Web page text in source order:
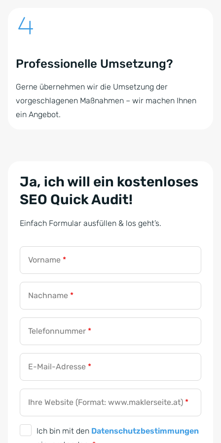
Professionelle Umsetzung?
Gerne übernehmen wir die Umsetzung der
vorgeschlagenen Maßnahmen – wir machen Ihnen
ein Angebot.
Ja, ich will ein kostenloses
SEO Quick Audit!
Einfach Formular ausfüllen & los geht’s.
Vorname *
Nachname *
Telefonnummer *
E-Mail-Adresse *
Ihre Website (Format: www.maklerseite.at) *
Ich bin mit den Datenschutzbestimmungen